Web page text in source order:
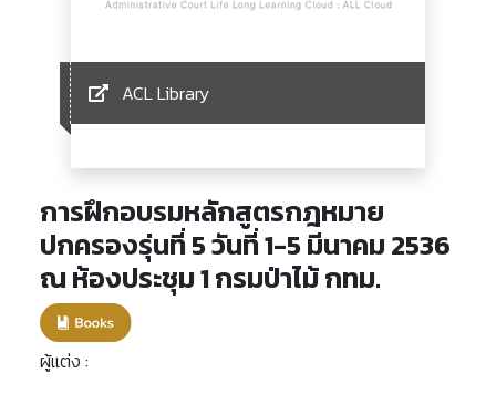
ACL Library
การฝึกอบรมหลักสูตรกฎหมาย
ปกครองรุ่นที่ 5 วันที่ 1-5 มีนาคม 2536
ณ ห้องประชุม 1 กรมป่าไม้ กทม.
ผู้แต่ง :